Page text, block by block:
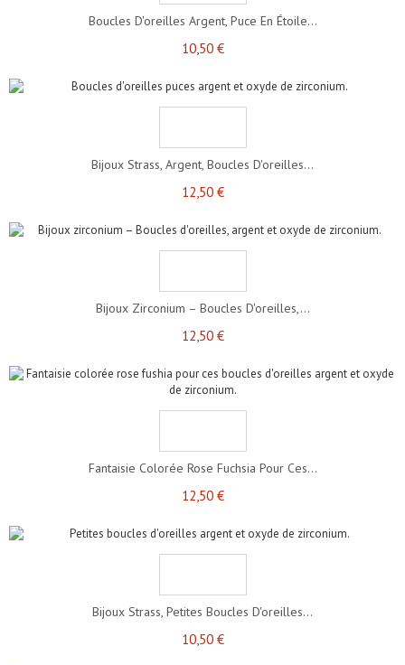
Boucles D'oreilles Argent, Puce En Étoile...
10,50 €
Bijoux Strass, Argent, Boucles D'oreilles...
12,50 €
Bijoux Zirconium – Boucles D'oreilles,...
12,50 €
Fantaisie Colorée Rose Fuchsia Pour Ces...
12,50 €
Bijoux Strass, Petites Boucles D'oreilles...
10,50 €